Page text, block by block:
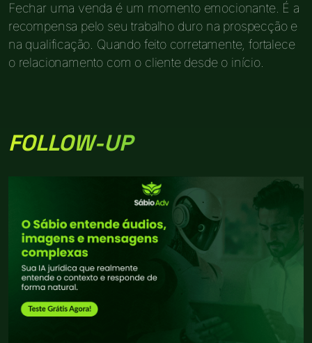
Fechar uma venda é um momento emocionante. É a
recompensa pelo seu trabalho duro na prospecção e
na qualificação. Quando feito corretamente, fortalece
o relacionamento com o cliente desde o início.
FOLLOW-UP